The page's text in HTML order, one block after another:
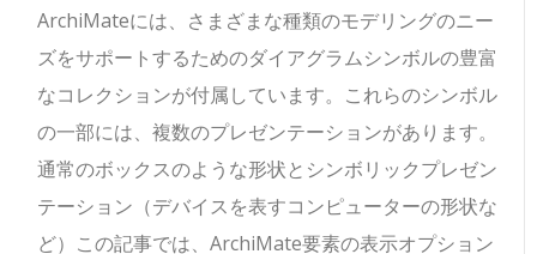
ArchiMateには、さまざまな種類のモデリングのニー
ズをサポートするためのダイアグラムシンボルの豊富
なコレクションが付属しています。これらのシンボル
の一部には、複数のプレゼンテーションがあります。
通常のボックスのような形状とシンボリックプレゼン
テーション（デバイスを表すコンピューターの形状な
ど）この記事では、ArchiMate要素の表示オプション